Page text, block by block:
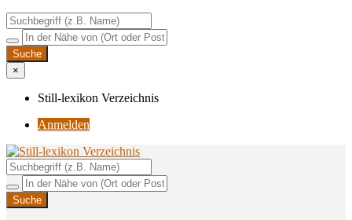
×
Still-lexikon Verzeichnis
Anmelden
Still-lexikon Verzeichnis
Unterstützungsangebote rund ums Stillen